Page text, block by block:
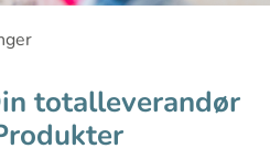
totalleverandør